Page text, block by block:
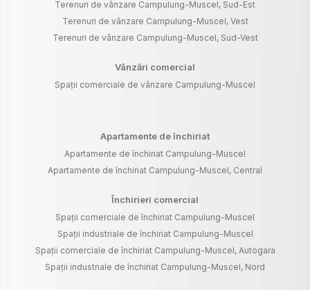
Terenuri de vânzare Campulung-Muscel, Sud-Est
Terenuri de vânzare Campulung-Muscel, Vest
Terenuri de vânzare Campulung-Muscel, Sud-Vest
Vânzări comercial
Spații comerciale de vânzare Campulung-Muscel
Apartamente de închiriat
Apartamente de închiriat Campulung-Muscel
Apartamente de închiriat Campulung-Muscel, Central
Închirieri comercial
Spații comerciale de închiriat Campulung-Muscel
Spații industriale de închiriat Campulung-Muscel
Spații comerciale de închiriat Campulung-Muscel, Autogara
Spații industriale de închiriat Campulung-Muscel, Nord